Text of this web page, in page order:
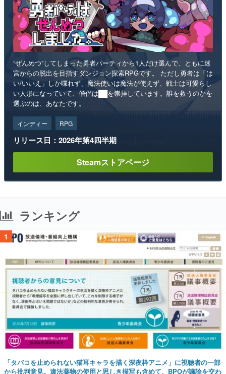
“ぜんめつ”してしまった勇者パーティから1人だけ選んで、ともに迷
宮からの脱出を目指すダンジョン探索RPGです。 ただし勇者は「は
い/いいえ」しか喋れず、魔法使いは魔法が使えず、戦士は可愛らし
い人形になっていて、僧侶は██を崇拝しています。誰を救うのかを
選ぶのは、あなたです。
インディー RPG
リリース日：2026年第4四半期
Steamストアページ
ランキング
1
「タバコを止められない猫耳キャラを描く深夜枠アニメ」に視聴者の一部
から批判意見。違法薬物の使用と思しき描写も含めて、BPOが議論を交わ